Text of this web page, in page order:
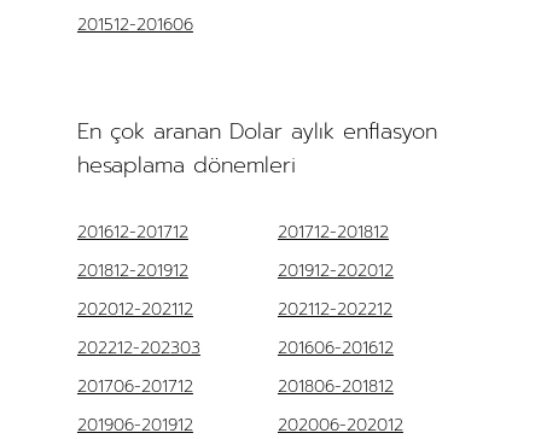
201512-201606
En çok aranan Dolar aylık enflasyon
hesaplama dönemleri
201612-201712
201712-201812
201812-201912
201912-202012
202012-202112
202112-202212
202212-202303
201606-201612
201706-201712
201806-201812
201906-201912
202006-202012